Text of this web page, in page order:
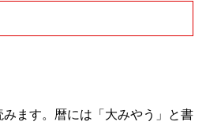
みます。暦には「大みやう」と書